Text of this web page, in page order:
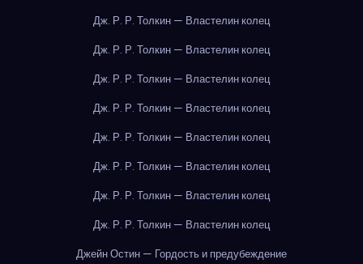
Дж. Р. Р. Толкин — Властелин колец
Дж. Р. Р. Толкин — Властелин колец
Дж. Р. Р. Толкин — Властелин колец
Дж. Р. Р. Толкин — Властелин колец
Дж. Р. Р. Толкин — Властелин колец
Дж. Р. Р. Толкин — Властелин колец
Дж. Р. Р. Толкин — Властелин колец
Дж. Р. Р. Толкин — Властелин колец
Джейн Остин — Гордость и предубеждение